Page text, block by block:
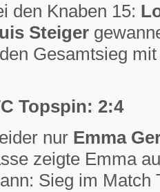
den Knaben 15:
Steiger
Gesamtsieg
Topspin: 2:4
nur Emma
zeigte Emma
Sieg im Match